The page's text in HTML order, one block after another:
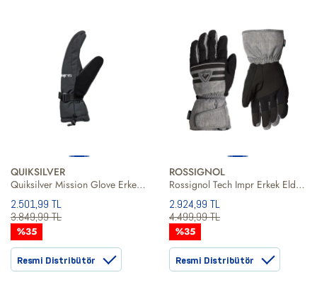
QUIKSILVER
Quiksilver Mission Glove Erkek Eldiven
2.501,99 TL
3.849,99 TL
%35
Resmi Distribütör
ROSSIGNOL
Rossignol Tech Impr Erkek Eldiven
2.924,99 TL
4.499,99 TL
%35
Resmi Distribütör